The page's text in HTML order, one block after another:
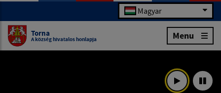
Magyar
Torna
A község hivatalos honlapja Menu